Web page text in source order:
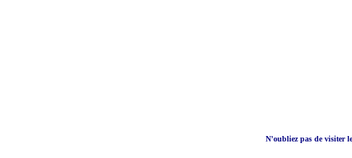
N'oubliez pas de visiter